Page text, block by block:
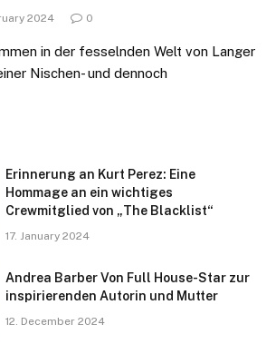
2024 0
in der fesselnden Welt von Langer
Nischen- und dennoch
Erinnerung an Kurt Perez: Eine
Hommage an ein wichtiges
Crewmitglied von „The Blacklist“
17. January 2024
Andrea Barber Von Full House-Star zur
inspirierenden Autorin und Mutter
12. December 2024